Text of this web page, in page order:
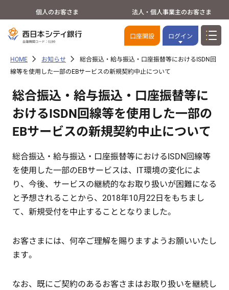
個人のお客さま 法人・個人事業主のお客さま
口座開設 ログイン
HOME お知らせ
総合振込・給与振込・口座振替等におけるISDN回
線等を使用した一部のEBサービスの新規契約中止について
総合振込・給与振込・口座振替等に
おけるISDN回線等を使用した一部の
EBサービスの新規契約中止について
総合振込・給与振込・口座振替等におけるISDN回線等
を使用した一部のEBサービスは、IT環境の変化によ
り、今後、サービスの継続的なお取り扱いが困難になる
と予想されることから、2018年10月22日をもちまし
て、新規受付を中止することとなりました。
お客さまには、何卒ご理解を賜りますようお願いいたし
ます。
なお、既にご契約のあるお客さまはお取り扱いを継続し